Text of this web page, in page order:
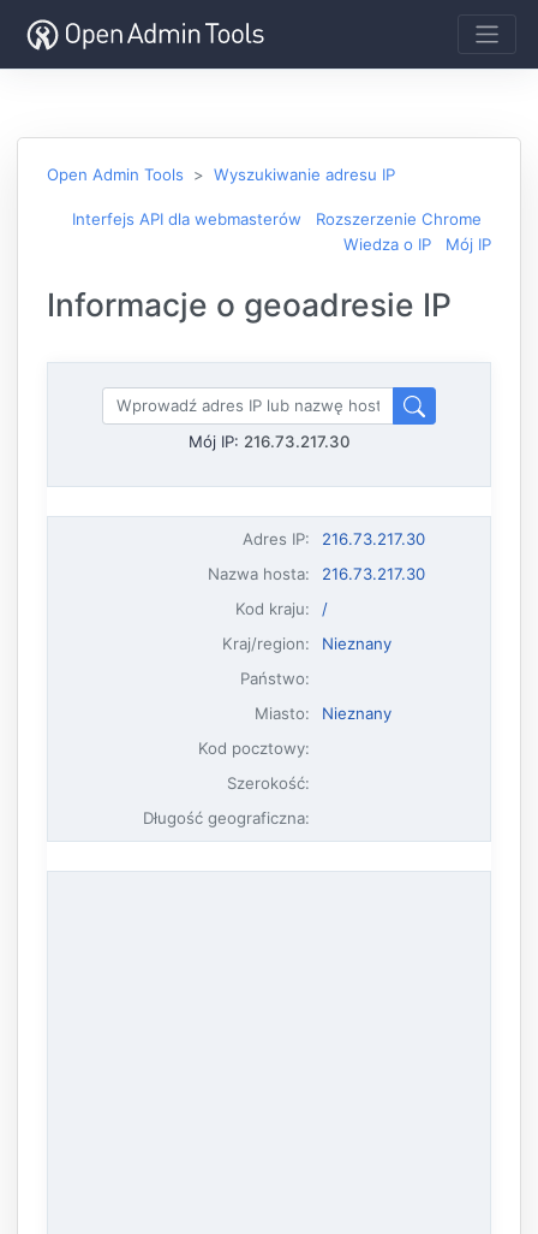
Open Admin Tools Wyszukiwanie adresu IP
Interfejs API dla webmasterów
Rozszerzenie Chrome
Wiedza o IP
Mój IP
Informacje o geoadresie IP
Mój IP: 216.73.217.30
Adres IP:
216.73.217.30
Nazwa hosta:
216.73.217.30
Kod kraju:
/
Kraj/region:
Nieznany
Państwo:
Miasto:
Nieznany
Kod pocztowy:
Szerokość:
Długość geograficzna: